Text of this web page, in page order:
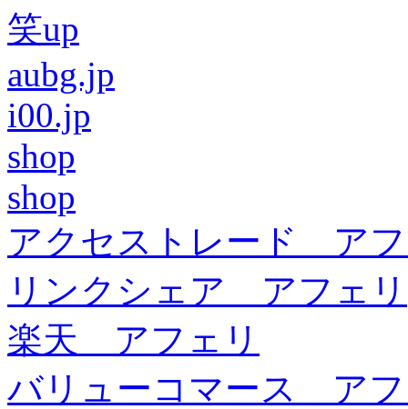
笑up
aubg.jp
i00.jp
shop
shop
アクセストレード ア
リンクシェア アフェリ
楽天 アフェリ
バリューコマース ア